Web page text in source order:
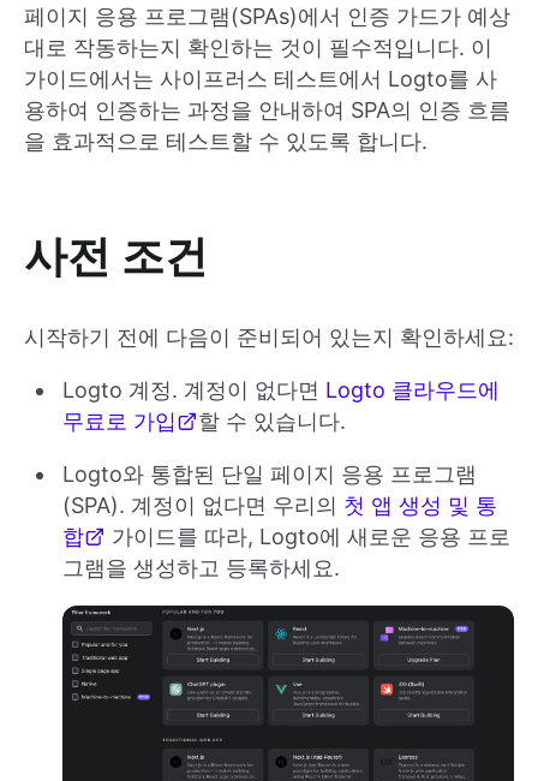
페이지 응용 프로그램(SPAs)에서 인증 가드가 예상
대로 작동하는지 확인하는 것이 필수적입니다. 이
가이드에서는 사이프러스 테스트에서 Logto를 사
용하여 인증하는 과정을 안내하여 SPA의 인증 흐름
을 효과적으로 테스트할 수 있도록 합니다.
사전 조건
시작하기 전에 다음이 준비되어 있는지 확인하세요:
Logto 계정. 계정이 없다면 Logto 클라우드에
무료로 가입
할 수 있습니다.
Logto와 통합된 단일 페이지 응용 프로그램
(SPA). 계정이 없다면 우리의 첫 앱 생성 및 통
합
가이드를 따라, Logto에 새로운 응용 프로
그램을 생성하고 등록하세요.